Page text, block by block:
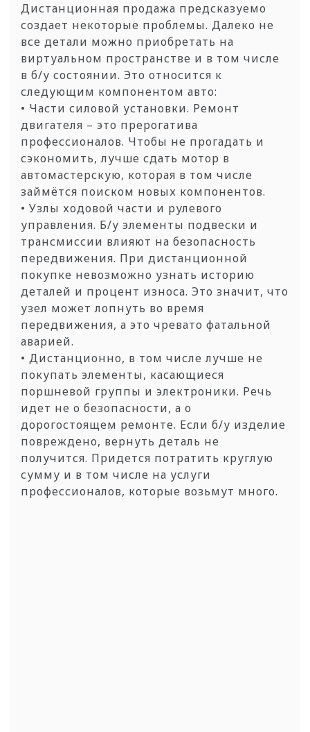
Дистанционная продажа предсказуемо
создает некоторые проблемы. Далеко не
все детали можно приобретать на
виртуальном пространстве и в том числе
в б/у состоянии. Это относится к
следующим компонентом авто:
• Части силовой установки. Ремонт
двигателя – это прерогатива
профессионалов. Чтобы не прогадать и
сэкономить, лучше сдать мотор в
автомастерскую, которая в том числе
займётся поиском новых компонентов.
• Узлы ходовой части и рулевого
управления. Б/у элементы подвески и
трансмиссии влияют на безопасность
передвижения. При дистанционной
покупке невозможно узнать историю
деталей и процент износа. Это значит, что
узел может лопнуть во время
передвижения, а это чревато фатальной
аварией.
• Дистанционно, в том числе лучше не
покупать элементы, касающиеся
поршневой группы и электроники. Речь
идет не о безопасности, а о
дорогостоящем ремонте. Если б/у изделие
повреждено, вернуть деталь не
получится. Придется потратить круглую
сумму и в том числе на услуги
профессионалов, которые возьмут много.